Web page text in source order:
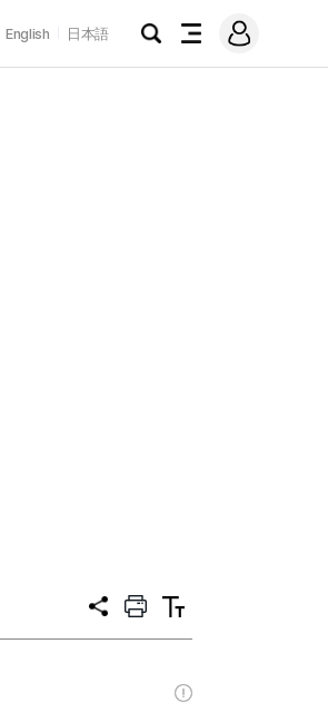
English 日本語
검
전
메
그
공
프
트
텍
트